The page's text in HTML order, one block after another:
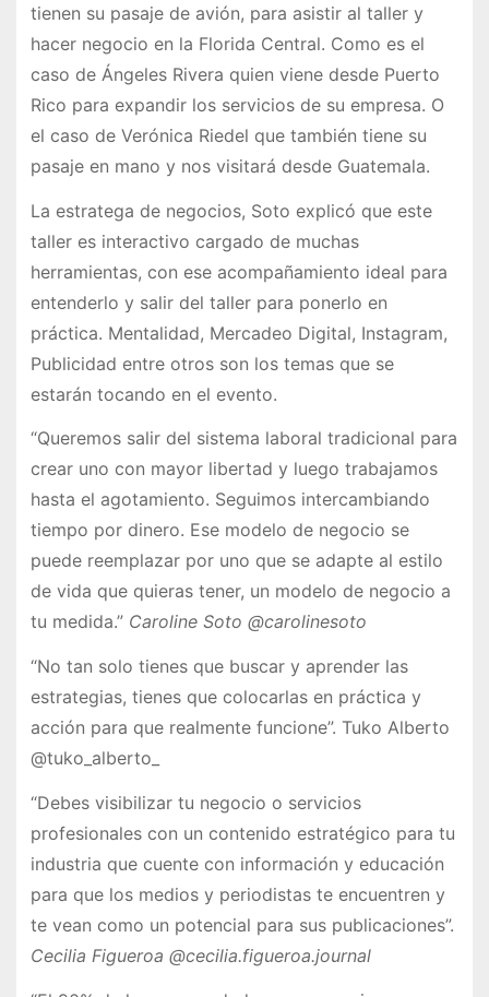
tienen su pasaje de avión, para asistir al taller y
hacer negocio en la Florida Central. Como es el
caso de Ángeles Rivera quien viene desde Puerto
Rico para expandir los servicios de su empresa. O
el caso de Verónica Riedel que también tiene su
pasaje en mano y nos visitará desde Guatemala.
La estratega de negocios, Soto explicó que este
taller es interactivo cargado de muchas
herramientas, con ese acompañamiento ideal para
entenderlo y salir del taller para ponerlo en
práctica. Mentalidad, Mercadeo Digital, Instagram,
Publicidad entre otros son los temas que se
estarán tocando en el evento.
“Queremos salir del sistema laboral tradicional para
crear uno con mayor libertad y luego trabajamos
hasta el agotamiento. Seguimos intercambiando
tiempo por dinero. Ese modelo de negocio se
puede reemplazar por uno que se adapte al estilo
de vida que quieras tener, un modelo de negocio a
tu medida.” Caroline Soto @carolinesoto
“No tan solo tienes que buscar y aprender las
estrategias, tienes que colocarlas en práctica y
acción para que realmente funcione”. Tuko Alberto
@tuko_alberto_
“Debes visibilizar tu negocio o servicios
profesionales con un contenido estratégico para tu
industria que cuente con información y educación
para que los medios y periodistas te encuentren y
te vean como un potencial para sus publicaciones”.
Cecilia Figueroa @cecilia.figueroa.journal